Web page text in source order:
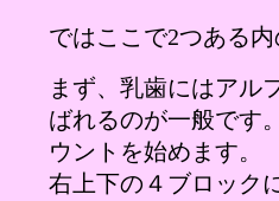
ではここで2つある
まず、乳歯にはアル
ばれるのが一般で
ウントを始めます
右上下の４ブロック